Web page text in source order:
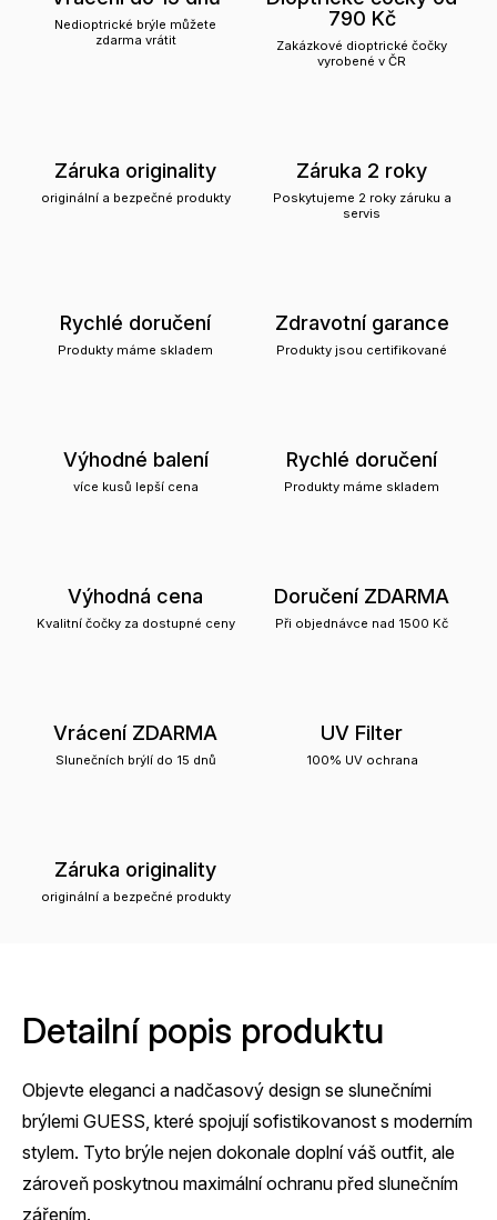
Nedioptrické brýle můžete
zdarma vrátit
790 Kč
Zakázkové dioptrické čočky
vyrobené v ČR
Záruka originality
originální a bezpečné produkty
Záruka 2 roky
Poskytujeme 2 roky záruku a
servis
Rychlé doručení
Produkty máme skladem
Zdravotní garance
Produkty jsou certifikované
Výhodné balení
více kusů lepší cena
Rychlé doručení
Produkty máme skladem
Výhodná cena
Kvalitní čočky za dostupné ceny
Doručení ZDARMA
Při objednávce nad 1500 Kč
Vrácení ZDARMA
Slunečních brýlí do 15 dnů
UV Filter
100% UV ochrana
Záruka originality
originální a bezpečné produkty
Detailní popis produktu
Objevte eleganci a nadčasový design se slunečními
brýlemi GUESS, které spojují sofistikovanost s moderním
stylem. Tyto brýle nejen dokonale doplní váš outfit, ale
zároveň poskytnou maximální ochranu před slunečním
zářením.